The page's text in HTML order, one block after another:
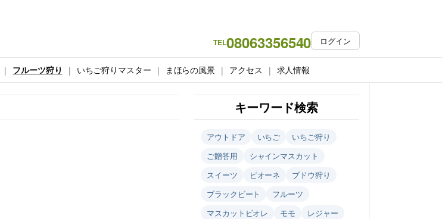
TEL08063356540 ログイン
フルーツ狩り いちご狩りマスター まほらの風景 アクセス 求人情報
キーワード検索
アウトドア いちご
いちご狩り
ご贈答用
シャインマスカット
スイーツ
ピオーネ
ブドウ狩り
ブラックビート
フルーツ
マスカットビオレ
モモ
レジャー